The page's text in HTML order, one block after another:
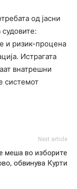
од јасни
и ризик-процена
Истрагата
внатрешни
системот
Next article
меша во изборите
обвинува Курти